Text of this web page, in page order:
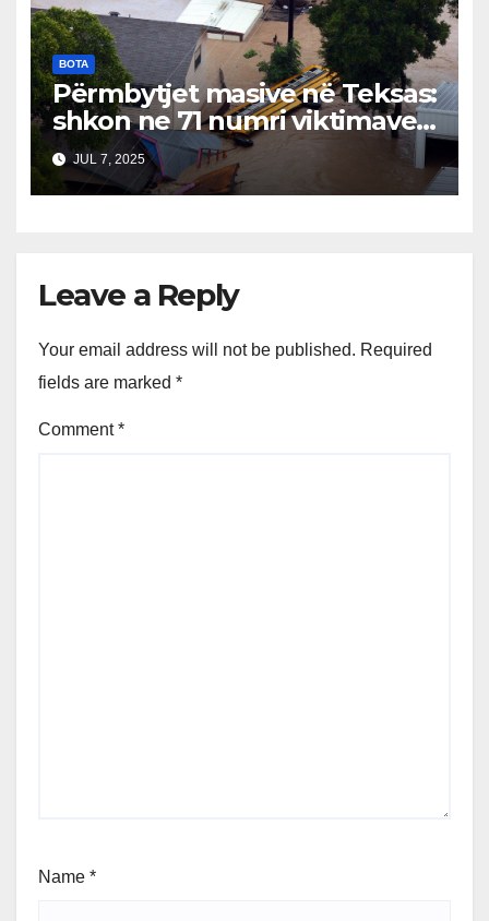
BOTA
Përmbytjet masive në Teksas:
shkon ne 71 numri viktimave…
JUL 7, 2025
Leave a Reply
Your email address will not be published. Required
fields are marked *
Comment*
Name *